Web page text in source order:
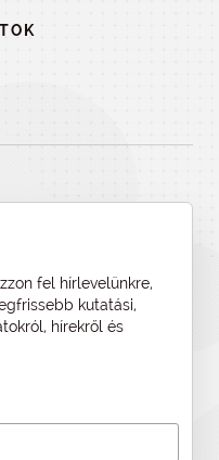
fel hírlevelünkre,
kutatási,
hírekről és